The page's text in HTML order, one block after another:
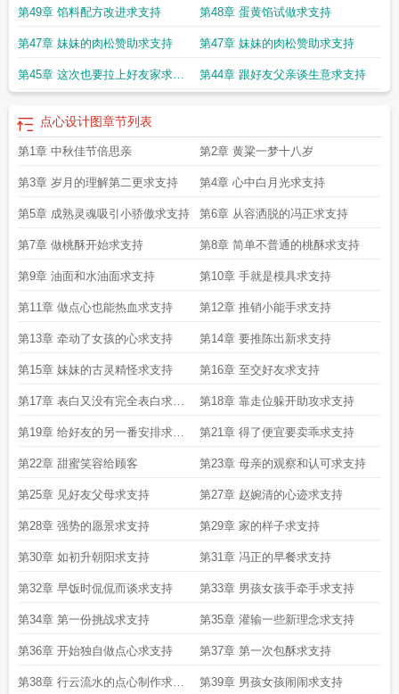
第49章 馅料配方改进求支持 第48章 蛋黄馅试做求支持
第47章 妹妹的肉松赞助求支持 第47章 妹妹的肉松赞助求支持
第45章 这次也要拉上好友家求支 第44章 跟好友父亲谈生意求支持
点心设计图章节列表
第1章 中秋佳节倍思亲 第2章 黄粱一梦十八岁
第3章 岁月的理解第二更求支持 第4章 心中白月光求支持
第5章 成熟灵魂吸引小骄傲求支持 第6章 从容洒脱的冯正求支持
第7章 做桃酥开始求支持 第8章 简单不普通的桃酥求支持
第9章 油面和水油面求支持 第10章 手就是模具求支持
第11章 做点心也能热血求支持 第12章 推销小能手求支持
第13章 牵动了女孩的心求支持 第14章 要推陈出新求支持
第15章 妹妹的古灵精怪求支持 第16章 至交好友求支持
第17章 表白又没有完全表白求支
持
第18章 靠走位躲开助攻求支持
第19章 给好友的另一番安排求支
持
第21章 得了便宜要卖乖求支持
第22章 甜蜜笑容给顾客 第23章 母亲的观察和认可求支持
第25章 见好友父母求支持 第27章 赵婉清的心迹求支持
第28章 强势的愿景求支持 第29章 家的样子求支持
第30章 如初升朝阳求支持 第31章 冯正的早餐求支持
第32章 早饭时侃侃而谈求支持 第33章 男孩女孩手牵手求支持
第34章 第一份挑战求支持 第35章 灌输一些新理念求支持
第36章 开始独自做点心求支持 第37章 第一次包酥求支持
第38章 行云流水的点心制作求支 第39章 男孩女孩闹闹求支持